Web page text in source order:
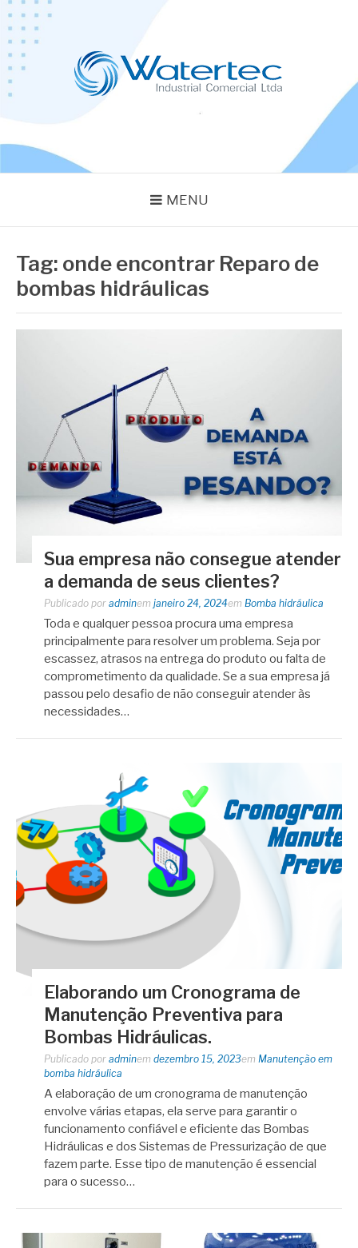
Pular
para
conteúdo
MENU
Tag: onde encontrar Reparo de
bombas hidráulicas
Sua empresa não consegue atender
a demanda de seus clientes?
Publicado por adminem janeiro 24, 2024em Bomba hidráulica
Toda e qualquer pessoa procura uma empresa
principalmente para resolver um problema. Seja por
escassez, atrasos na entrega do produto ou falta de
comprometimento da qualidade. Se a sua empresa já
passou pelo desafio de não conseguir atender às
necessidades…
Elaborando um Cronograma de
Manutenção Preventiva para
Bombas Hidráulicas.
Publicado por adminem dezembro 15, 2023em Manutenção em
bomba hidráulica
A elaboração de um cronograma de manutenção
envolve várias etapas, ela serve para garantir o
funcionamento confiável e eficiente das Bombas
Hidráulicas e dos Sistemas de Pressurização de que
fazem parte. Esse tipo de manutenção é essencial
para o sucesso…